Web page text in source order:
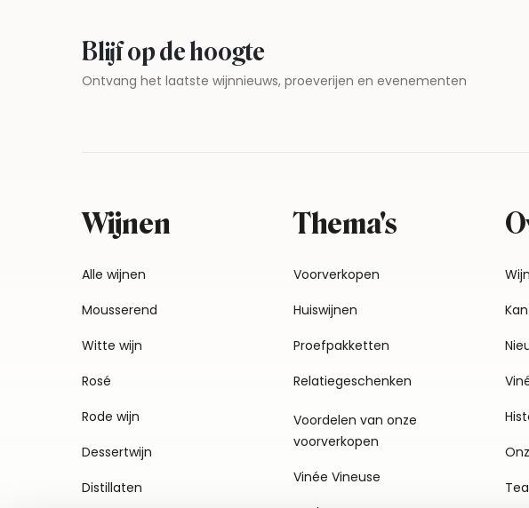
Blijf op de hoogte
Ontvang het laatste wijnnieuws, proeverijen en evenementen
Wijnen
Alle wijnen
Mousserend
Witte wijn
Rosé
Rode wijn
Dessertwijn
Distillaten
Thema's
Voorverkopen
Huiswijnen
Proefpakketten
Relatiegeschenken
Voordelen van onze
voorverkopen
Vinée Vineuse